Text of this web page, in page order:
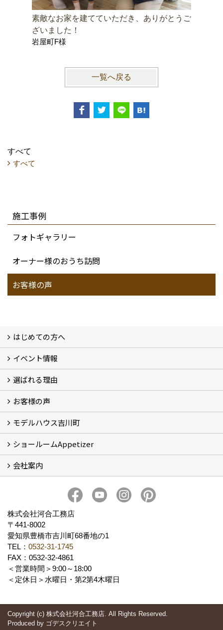
素敵なお家を建てていただき、ありがとうご
ざいました！
岩屋町F様
一覧へ戻る
すべて
すべて
施工事例
フォトギャラリー
オーナー様のおうち訪問
お客様の声
はじめての方へ
フォトギャラリー
性能について
自然素材のお家
オーナー様のおうち訪問
イベント情報
イベント情報
選ばれる理由
5つのやさしさ宣言
3つのプロ宣言
お家づくりスケジュール
お客様の声
お客様の声
モデルハウス吉川町
吉川町モデルハウス
ショールームAppetizer
Appetizer(ショールーム)
Appetizer(レンタルスペース)
会社案内
社長 河合智之の想い
求人情報 Recruit
株式会社河合工務店
〒441-8002
愛知県豊橋市吉川町68番地の1
TEL： 0532-31-1745
FAX：0532-32-4861
＜営業時間＞9:00～18:00
＜定休日＞水曜日・第2第4木曜日
Copyright (c) 株式会社河合工務店. All Rights Reserved.
Produced by ゴデスクリエイト